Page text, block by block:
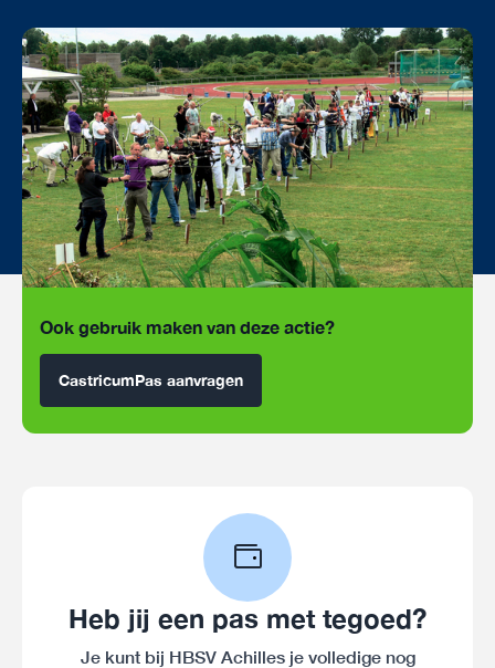
Ook gebruik maken van deze actie?
CastricumPas aanvragen
Heb jij een pas met tegoed?
Je kunt bij HBSV Achilles je volledige nog